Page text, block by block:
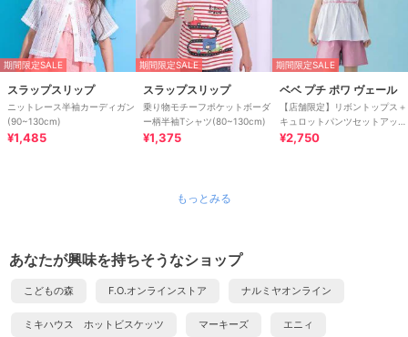
期間限定SALE
スラップスリップ
ニットレース半袖カーディガン
(90~130cm)
¥1,485
期間限定SALE
スラップスリップ
乗り物モチーフポケットボーダ
ー柄半袖Tシャツ(80~130cm)
¥1,375
期間限定SALE
ベベ プチ ポワ ヴェール
【店舗限定】リボントップス＋
キュロットパンツセットアップ
(95～150cm)
¥2,750
もっとみる
あなたが興味を持ちそうなショップ
こどもの森 F.O.オンラインストア ナルミヤオンライン
ミキハウス ホットビスケッツ マーキーズ エニィ